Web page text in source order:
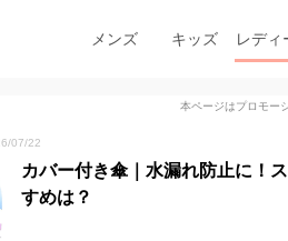
メンズ キッズ レディ
本ページはプロモー
07/22
カバー付き傘｜水漏れ防止に！
すめは？